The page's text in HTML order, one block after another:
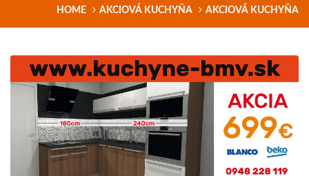
HOME AKCIOVÁ KUCHYŇA AKCIOVÁ KUCHYŇA